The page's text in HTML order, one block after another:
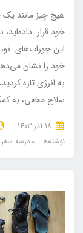
هیچ چیز مانند
خود قرار
این جوراب‌های نو،
خود را نشان
به انرژی تازه
سلاح مخفی، به
نوشته‌ها
مدرسه سفر